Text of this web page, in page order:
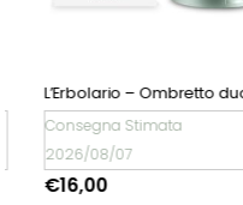
L’Erbolario – Ombretto duo Cacao e Sabbia
Consegna Stimata
2026/08/07
16,00